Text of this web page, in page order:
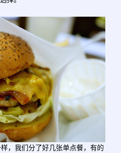
，我们分了好几张单点餐，有的